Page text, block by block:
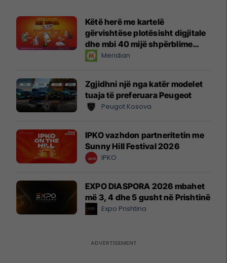
Këtë herë me kartelë
gërvishtëse plotësisht digjitale
dhe mbi 40 mijë shpërblime
instant!Meridian
Zgjidhni një nga katër modelet
tuaja të preferuara Peugeot
Peugot Kosova
IPKO vazhdon partneritetin me
Sunny Hill Festival 2026
IPKO
EXPO DIASPORA 2026 mbahet
më 3, 4 dhe 5 gusht në Prishtinë
Expo Prishtina